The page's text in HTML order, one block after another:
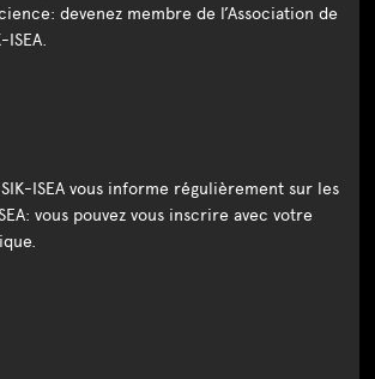
devenez membre de l’Association de
ISEA vous informe régulièrement sur les
vous pouvez vous inscrire avec votre